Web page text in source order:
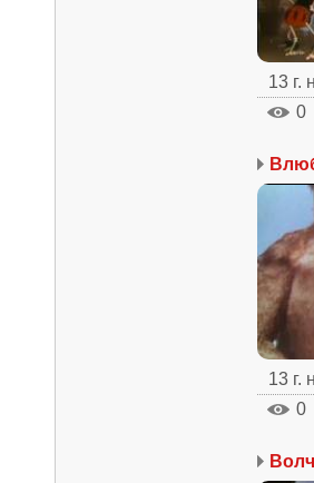
13 г.
0
13 г.
0